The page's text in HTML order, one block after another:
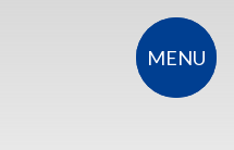
MENU